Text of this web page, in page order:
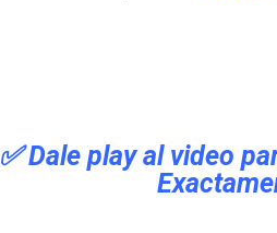
✅ Dale play al video